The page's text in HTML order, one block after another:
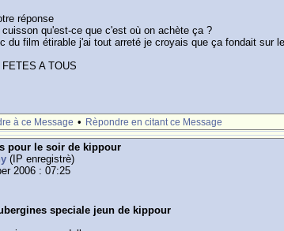
réponse
cuisson qu'est-ce que c'est où on achète ça ?
du film étirable j'ai tout arreté je croyais que ça fondait sur
A TOUS
à ce Message • Rèpondre en citant ce Message
pour le soir de kippour
(IP enregistrè)
2006 : 07:25
speciale jeun de kippour